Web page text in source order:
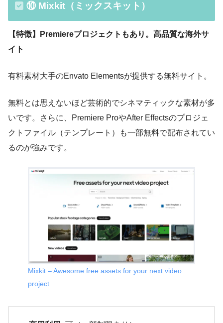
⑩ Mixkit（ミックスキット）
【特徴】Premiereプロジェクトもあり。高品質な海外サ
イト
有料素材大手のEnvato Elementsが提供する無料サイト。
無料とは思えないほど芸術的でシネマティックな素材が多
いです。さらに、Premiere ProやAfter Effectsのプロジェ
クトファイル（テンプレート）も一部無料で配布されてい
るのが強みです。
Mixkit – Awesome free assets for your next video
project